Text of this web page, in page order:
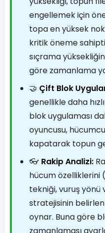
engellemek için
topa en yüksek
kritik öneme
sıçrama
göre zamanlama
🤝 Çift Blok
genellikle daha
blok uygulaması
oyuncusu,
kapatarak topun
👓 Rakip Analizi:
hücum özelliklerini
tekniği, vuruş
stratejisinin
oynar. Buna göre